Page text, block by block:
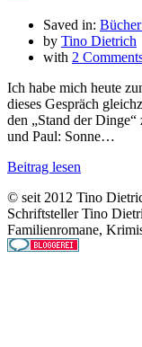
Saved in:
by Tino Dietrich
with 2
Ich habe mich heute
dieses Gespräch
den „Stand der
und Paul: Sonne…
Beitrag lesen
© seit 2012 Tino
Schriftsteller Tino
Familienromane,